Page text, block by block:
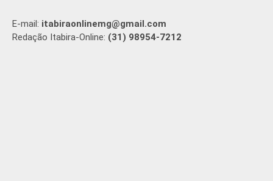
E-mail: itabiraonlinemg@gmail.com
Redação Itabira-Online: (31) 98954-7212